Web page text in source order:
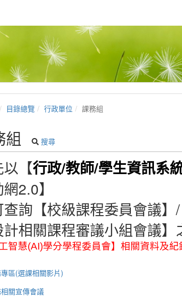
目錄總覽 行政單位 課務組
組 搜尋
【行政/教師/學生資訊系
2.0】
查詢【校級課程委員會議
相關課程審議小組會議】
智慧(AI)學分學程委員會】相關資料及紀
區(選課相關影片)
關宣傳會議